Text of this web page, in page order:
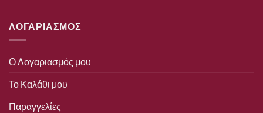
ΛΟΓΑΡΙΑΣΜΟΣ
Ο Λογαριασμός μου
Το Καλάθι μου
Παραγγελίες